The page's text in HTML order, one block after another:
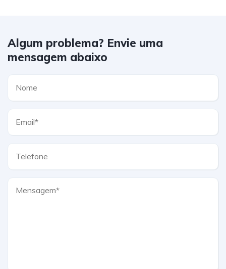
Algum problema? Envie uma
mensagem abaixo